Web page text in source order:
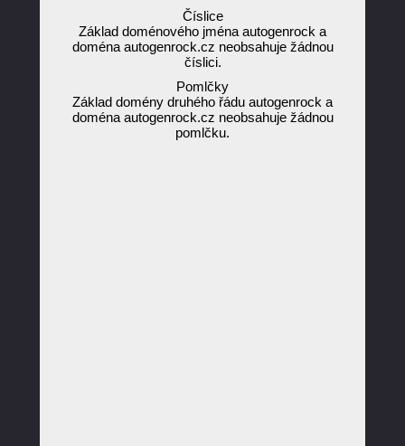
Číslice
Základ doménového jména autogenrock a
doména autogenrock.cz neobsahuje žádnou
číslici.
Pomlčky
Základ domény druhého řádu autogenrock a
doména autogenrock.cz neobsahuje žádnou
pomlčku.